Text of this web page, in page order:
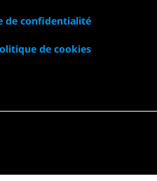
de confidentialité
de cookies